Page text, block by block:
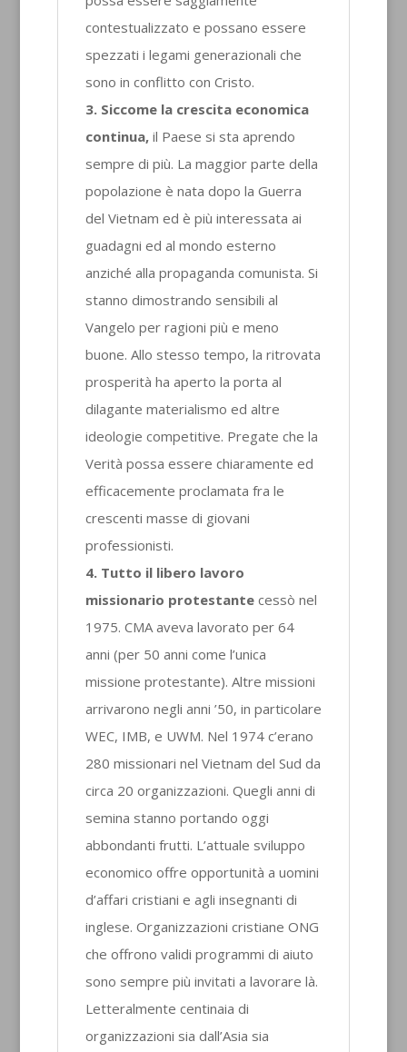
contestualizzato e possano essere
spezzati i legami generazionali che
sono in conflitto con Cristo.
3. Siccome la crescita economica
continua,il Paese si sta aprendo
sempre di più. La maggior parte della
popolazione è nata dopo la Guerra
del Vietnam ed è più interessata ai
guadagni ed al mondo esterno
anziché alla propaganda comunista. Si
stanno dimostrando sensibili al
Vangelo per ragioni più e meno
buone. Allo stesso tempo, la ritrovata
prosperità ha aperto la porta al
dilagante materialismo ed altre
ideologie competitive. Pregate che la
Verità possa essere chiaramente ed
efficacemente proclamata fra le
crescenti masse di giovani
professionisti.
4. Tutto il libero lavoro
missionario protestantecessò nel
1975. CMA aveva lavorato per 64
anni (per 50 anni come l’unica
missione protestante). Altre missioni
arrivarono negli anni ’50, in particolare
WEC, IMB, e UWM. Nel 1974 c’erano
280 missionari nel Vietnam del Sud da
circa 20 organizzazioni. Quegli anni di
semina stanno portando oggi
abbondanti frutti. L’attuale sviluppo
economico offre opportunità a uomini
d’affari cristiani e agli insegnanti di
inglese. Organizzazioni cristiane ONG
che offrono validi programmi di aiuto
sono sempre più invitati a lavorare là.
Letteralmente centinaia di
organizzazioni sia dall’Asia sia